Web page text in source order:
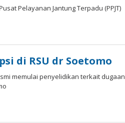
Pelayanan Jantung Terpadu (PPJT)
di RSU dr Soetomo
memulai penyelidikan terkait dugaan